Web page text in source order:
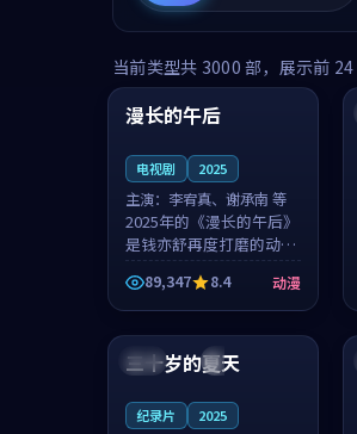
当前类型共 3000 部，展示前 24
中国 高分
99:16
漫长的午后
电视剧 2025
主演： 李宥真、谢承南 等
2025年的《漫长的午后》
是钱亦舒再度打磨的动漫
佳作。中国大陆的取景与
海岛日常的氛围相互成
就，李宥真与谢承南的对
手戏自然克制，让整部影
片在悬念与...
89,347 8.4 动漫
法国 4K
99:12
三十岁的夏天
纪录片 2025